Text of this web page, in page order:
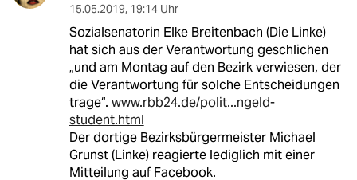
15.05.2019, 19:14 Uhr
Sozialsenatorin Elke Breitenbach (Die Linke)
hat sich aus der Verantwortung geschlichen
„und am Montag auf den Bezirk verwiesen, der
die Verantwortung für solche Entscheidungen
trage“. www.rbb24.de/polit...ngeld-
student.html
Der dortige Bezirksbürgermeister Michael
Grunst (Linke) reagierte lediglich mit einer
Mitteilung auf Facebook.